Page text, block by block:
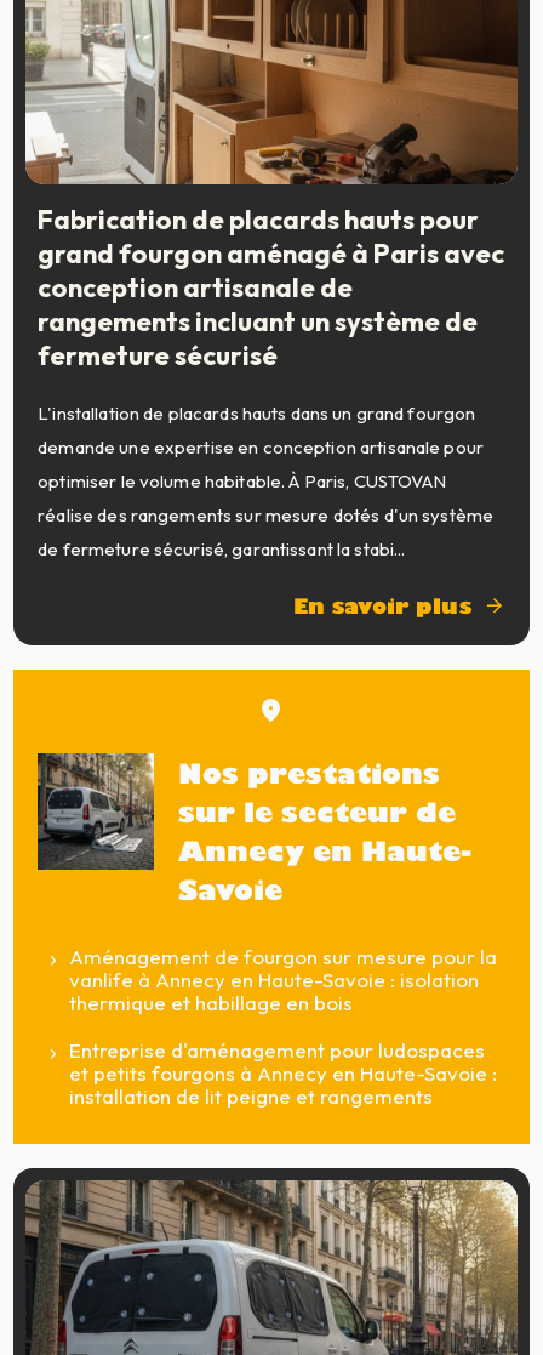
Fabrication de placards hauts pour
grand fourgon aménagé à Paris avec
conception artisanale de
rangements incluant un système de
fermeture sécurisé
L'installation de placards hauts dans un grand fourgon
demande une expertise en conception artisanale pour
optimiser le volume habitable. À Paris, CUSTOVAN
réalise des rangements sur mesure dotés d'un système
de fermeture sécurisé, garantissant la stabi...
En savoir plus
Nos prestations
sur le secteur de
Annecy en Haute-
Savoie
Aménagement de fourgon sur mesure pour la
vanlife à Annecy en Haute-Savoie : isolation
thermique et habillage en bois
Entreprise d'aménagement pour ludospaces
et petits fourgons à Annecy en Haute-Savoie :
installation de lit peigne et rangements